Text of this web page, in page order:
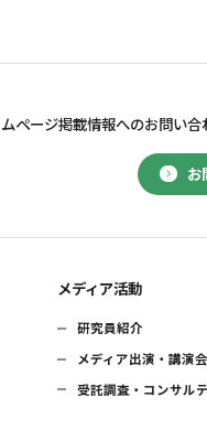
お
ページ掲載情報へのお問い合
メディア活動
研究員紹介
メディア出演・講演
受託調査・コンサル